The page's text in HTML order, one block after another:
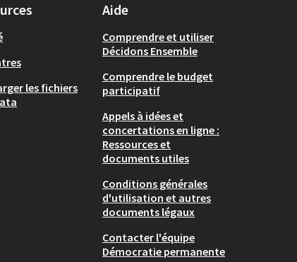
les fichiers
Aide
Comprendre et utiliser
Décidons Ensemble
Comprendre le budget
participatif
Appels à idées et
concertations en ligne :
Ressources et
documents utiles
Conditions générales
d'utilisation et autres
documents légaux
Contacter l'équipe
Démocratie permanente